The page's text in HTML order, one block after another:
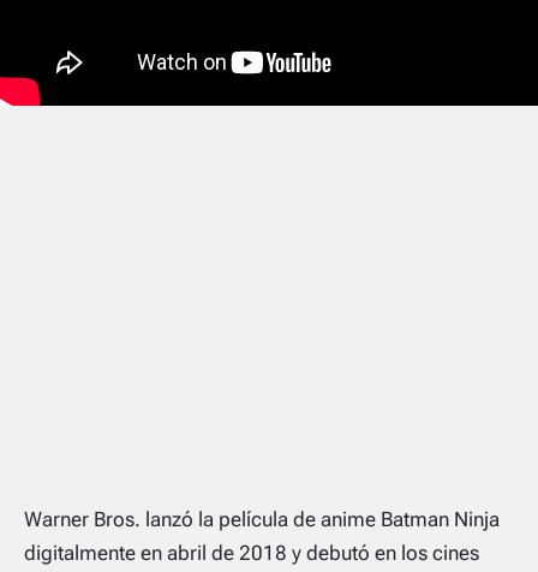
Warner Bros. lanzó la película de anime Batman Ninja
digitalmente en abril de 2018 y debutó en los cines